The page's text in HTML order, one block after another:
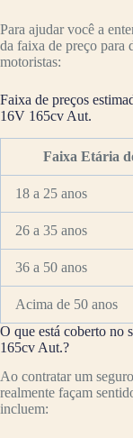
Para ajudar você a
da faixa de preço para
motoristas:
Faixa de preços
16V 165cv Aut.
Faixa Etária
18 a 25 anos
26 a 35 anos
36 a 50 anos
Acima de 50 anos
O que está coberto no
165cv Aut.?
Ao contratar um
realmente façam
incluem: